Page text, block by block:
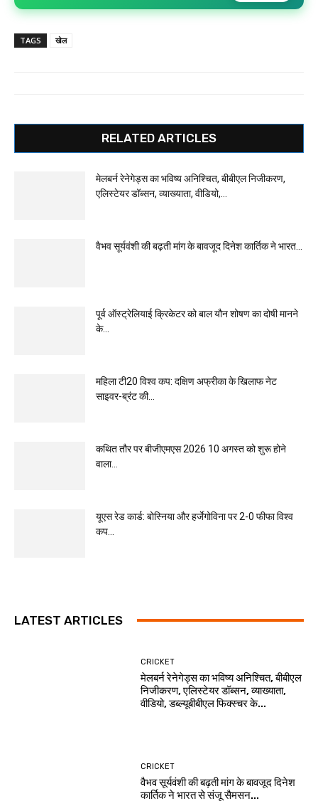
TAGS खेल
RELATED ARTICLES
मेलबर्न रेनेगेड्स का भविष्य अनिश्चित, बीबीएल निजीकरण,
एलिस्टेयर डॉब्सन, व्याख्याता, वीडियो,...
वैभव सूर्यवंशी की बढ़ती मांग के बावजूद दिनेश कार्तिक ने भारत...
पूर्व ऑस्ट्रेलियाई क्रिकेटर को बाल यौन शोषण का दोषी मानने
के...
महिला टी20 विश्व कप: दक्षिण अफ्रीका के खिलाफ नेट
साइवर-ब्रंट की...
कथित तौर पर बीजीएमएस 2026 10 अगस्त को शुरू होने
वाला...
यूएस रेड कार्ड: बोस्निया और हर्जेगोविना पर 2-0 फीफा विश्व
कप...
LATEST ARTICLES
CRICKET
मेलबर्न रेनेगेड्स का भविष्य अनिश्चित, बीबीएल
निजीकरण, एलिस्टेयर डॉब्सन, व्याख्याता,
वीडियो, डब्ल्यूबीबीएल फिक्स्चर के...
CRICKET
वैभव सूर्यवंशी की बढ़ती मांग के बावजूद दिनेश
कार्तिक ने भारत से संजू सैमसन...